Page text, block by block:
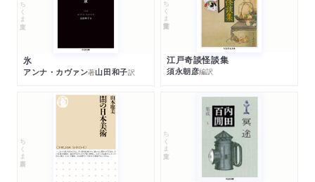
ちくま文庫
氷
アンナ・カヴァン著山田和子訳
ちくま学芸文庫
江戸奇談怪談集
須永朝彦編訳
ちくま新書 ちくま文庫